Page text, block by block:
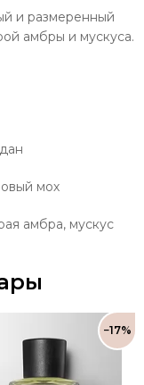
и размеренный
амбры и мускуса.
мох
амбра, мускус
−17%